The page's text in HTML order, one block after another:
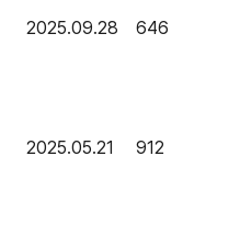
2025.09.28 646
2025.05.21 912